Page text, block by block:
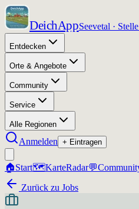
DeichAppSeevetal ·
Entdecken
Orte & Angebote
Community
Service
Alle Regionen
Anmelden + Eintragen
🏠Start🗺️KarteRadar💬
Zurück zu Jobs